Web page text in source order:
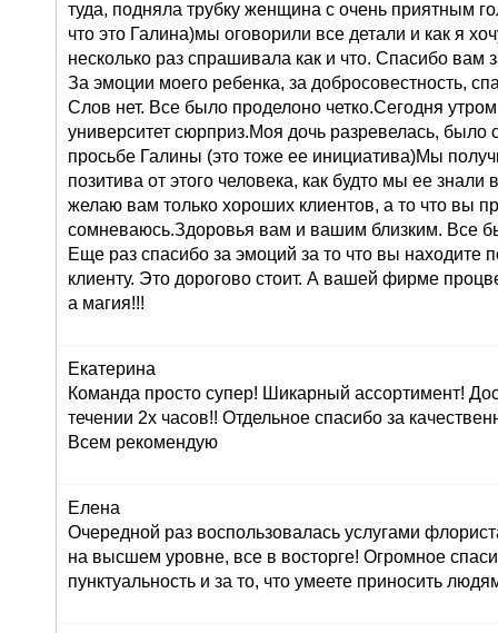
туда, подняла трубку женщина с очень приятным
что это Галина)мы оговорили все детали и как я
несколько раз спрашивала как и что. Спасибо вам
За эмоции моего ребенка, за добросовестность,
Слов нет. Все было проделоно четко.Сегодня
университет сюрприз.Моя дочь разревелась, было
просьбе Галины (это тоже ее инициатива)Мы
позитива от этого человека, как будто мы ее знали
желаю вам только хороших клиентов, а то что вы
сомневаюсь.Здоровья вам и вашим близким. Все
Еще раз спасибо за эмоций за то что вы находите
клиенту. Это дорогово стоит. А вашей фирме
а магия!!!
Екатерина
Команда просто супер! Шикарный ассортимент!
течении 2х часов!! Отдельное спасибо за
Всем рекомендую
Елена
Очередной раз воспользовалась услугами
на высшем уровне, все в восторге! Огромное
пунктуальность и за то, что умеете приносить